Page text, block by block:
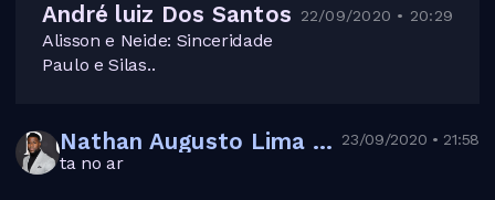
André luiz Dos Santos 22/09/2020 • 20:29
Alisson e Neide: Sinceridade
Paulo e Silas..
Nathan Augusto Lima dos Santos 23/09/2020 • 21:58
ta no ar